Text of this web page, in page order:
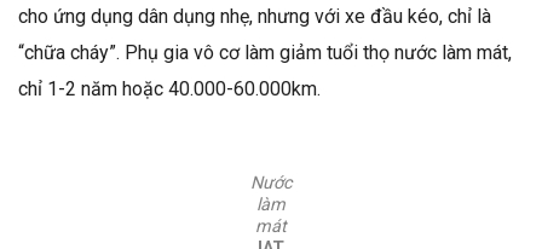
cho ứng dụng dân dụng nhẹ, nhưng với xe đầu kéo, chỉ là
“chữa cháy”. Phụ gia vô cơ làm giảm tuổi thọ nước làm mát,
chỉ 1-2 năm hoặc 40.000-60.000km.
Nước
làm
mát